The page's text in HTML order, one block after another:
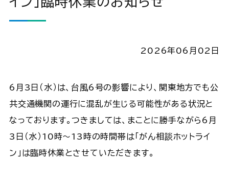
2026年06月02日
6月3日（水）は、台風6号の影響により、関東地方でも公
共交通機関の運行に混乱が生じる可能性がある状況と
なっております。つきましては、まことに勝手ながら6月
3日（水）10時～13時の時間帯は「がん相談ホットライ
ン」は臨時休業とさせていただきます。